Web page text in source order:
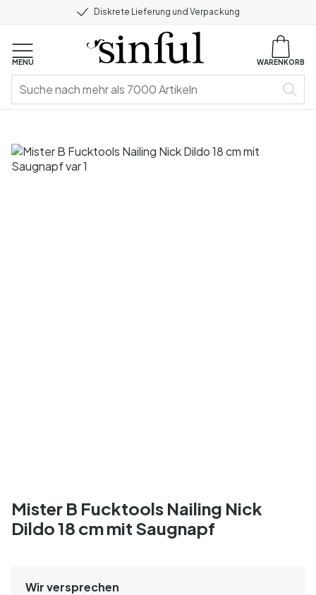
Diskrete Lieferung und Verpackung
MENU WARENKORB
Mister B Fucktools Nailing Nick
Dildo 18 cm mit Saugnapf
Wir versprechen